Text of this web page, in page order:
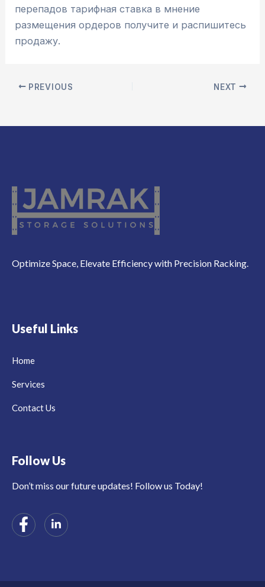
перепадов тарифная ставка в мнение
размещения ордеров получите и распишитесь
продажу.
PREVIOUS NEXT
Optimize Space, Elevate Efficiency with Precision Racking.
Useful Links
Home
Services
Contact Us
Follow Us
Don’t miss our future updates! Follow us Today!